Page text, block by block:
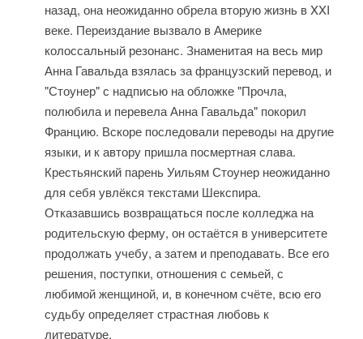
назад, она неожиданно обрела вторую жизнь в XXI
веке. Переиздание вызвало в Америке
колоссальный резонанс. Знаменитая на весь мир
Анна Гавальда взялась за французский перевод, и
"Стоунер" с надписью на обложке "Прочла,
полюбила и перевела Анна Гавальда" покорил
Францию. Вскоре последовали переводы на другие
языки, и к автору пришла посмертная слава.
Крестьянский парень Уильям Стоунер неожиданно
для себя увлёкся текстами Шекспира.
Отказавшись возвращаться после колледжа на
родительскую ферму, он остаётся в университете
продолжать учебу, а затем и преподавать. Все его
решения, поступки, отношения с семьей, с
любимой женщиной, и, в конечном счёте, всю его
судьбу определяет страстная любовь к
литературе.